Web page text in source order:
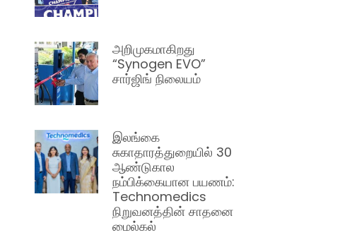
அறிமுகமாகிறது
“Synogen EVO”
சார்ஜிங் நிலையம்
இலங்கை
சுகாதாரத்துறையில் 30
ஆண்டுகால
நம்பிக்கையான பயணம்:
Technomedics
நிறுவனத்தின் சாதனை
மைல்கல்